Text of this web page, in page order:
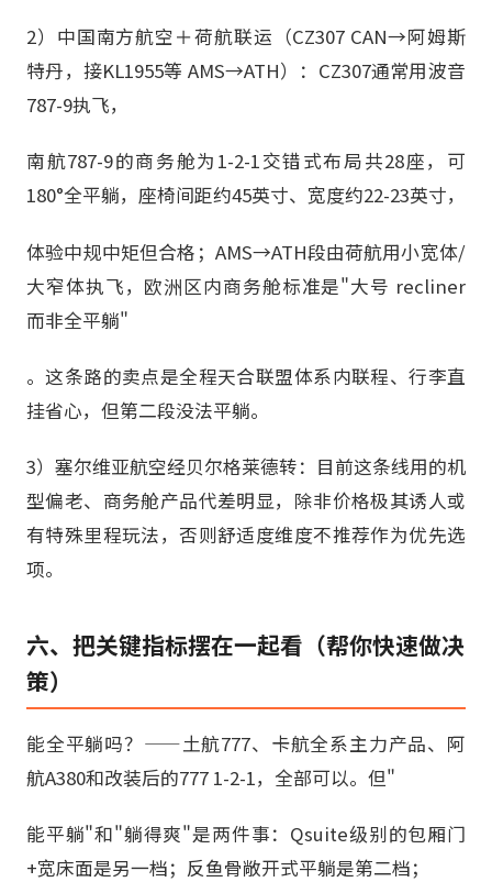
2）中国南方航空＋荷航联运（CZ307 CAN→阿姆斯
特丹，接KL1955等 AMS→ATH）：CZ307通常用波音
787-9执飞，
南航787-9的商务舱为1-2-1交错式布局共28座，可
180°全平躺，座椅间距约45英寸、宽度约22-23英寸，
体验中规中矩但合格；AMS→ATH段由荷航用小宽体/
大窄体执飞，欧洲区内商务舱标准是"大号 recliner
而非全平躺"
。这条路的卖点是全程天合联盟体系内联程、行李直
挂省心，但第二段没法平躺。
3）塞尔维亚航空经贝尔格莱德转：目前这条线用的机
型偏老、商务舱产品代差明显，除非价格极其诱人或
有特殊里程玩法，否则舒适度维度不推荐作为优先选
项。
六、把关键指标摆在一起看（帮你快速做决
策）
能全平躺吗？——土航777、卡航全系主力产品、阿
航A380和改装后的777 1-2-1，全部可以。但"
能平躺"和"躺得爽"是两件事：Qsuite级别的包厢门
+宽床面是另一档；反鱼骨敞开式平躺是第二档；